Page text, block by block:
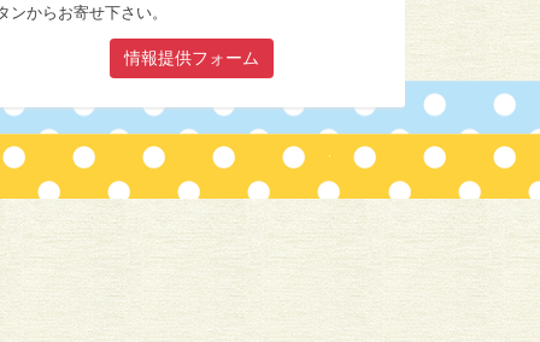
ンからお寄せ下さい。
情報提供フォーム